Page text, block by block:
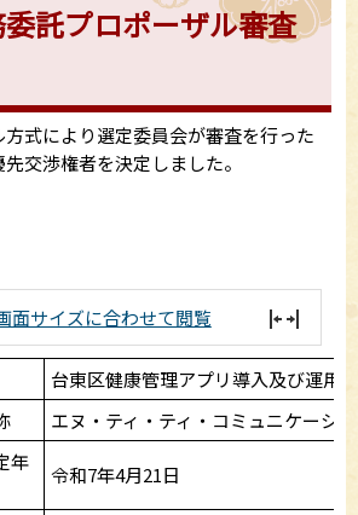
託プロポーザル審査
式により選定委員会が審査を行った
交渉権者を決定しました。
面サイズに合わせて閲覧
台東区健康管理アプリ導入及び運用
エヌ・ティ・ティ・コミュニケーシ
年
令和7年4月21日